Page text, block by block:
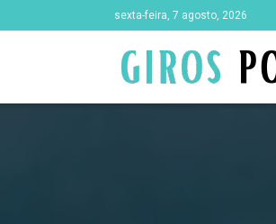
sexta-feira, 7 agosto, 2026